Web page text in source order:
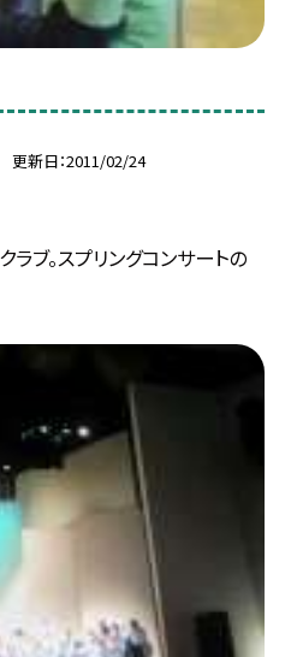
更新日 2011/02/24
ブ。スプリングコンサートの